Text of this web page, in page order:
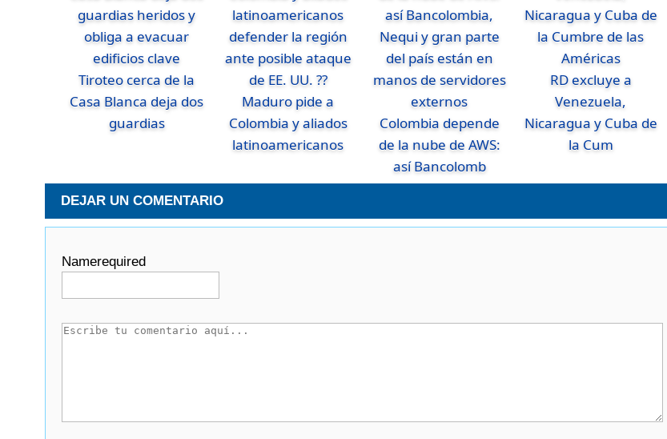
Tiroteo cerca de la
Casa Blanca deja dos
guardias
Maduro pide a
Colombia y aliados
latinoamericanos
Colombia depende
de la nube de AWS:
así Bancolomb
RD excluye a
Venezuela,
Nicaragua y Cuba de
la Cum
DEJAR UN COMENTARIO
Namerequired